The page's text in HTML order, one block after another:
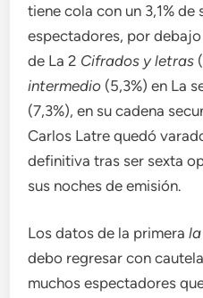
tiene cola con un 3,1%
espectadores, por
de La 2 Cifrados y letras
intermedio (5,3%) en La
(7,3%), en su cadena
Carlos Latre quedó
definitiva tras ser sexta
sus noches de emisión.
Los datos de la primera
debo regresar con
muchos espectadores